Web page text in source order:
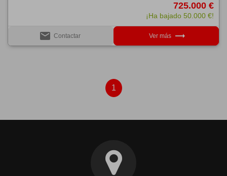
725.000 €
¡Ha bajado 50.000 €!
email Contactar Ver más trending_flat
1